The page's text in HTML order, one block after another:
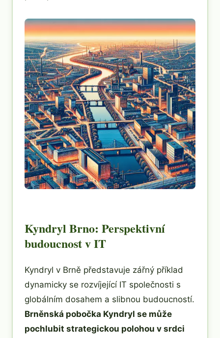
Kyndryl Brno: Perspektivní
budoucnost v IT
Kyndryl v Brně představuje zářný příklad
dynamicky se rozvíjející IT společnosti s
globálním dosahem a slibnou budoucností.
Brněnská pobočka Kyndryl se může
pochlubit strategickou polohou v srdci